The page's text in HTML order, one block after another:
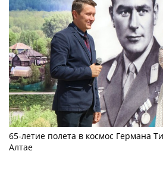
65-летие полета в космос Германа
Алтае